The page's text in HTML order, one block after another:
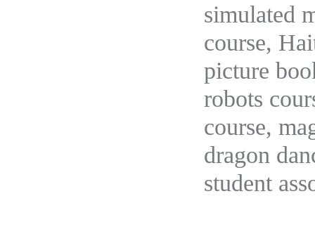
simulated
course,
picture
robots
course,
dragon
student